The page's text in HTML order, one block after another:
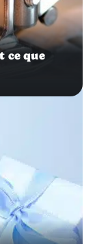
ce que